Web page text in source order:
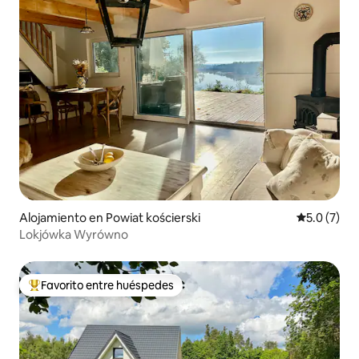
Alojamiento en Powiat kościerski
5.0 (7)
Lokjówka Wyrówno
Favorito entre huéspedes preferido
Favorito entre huéspedes